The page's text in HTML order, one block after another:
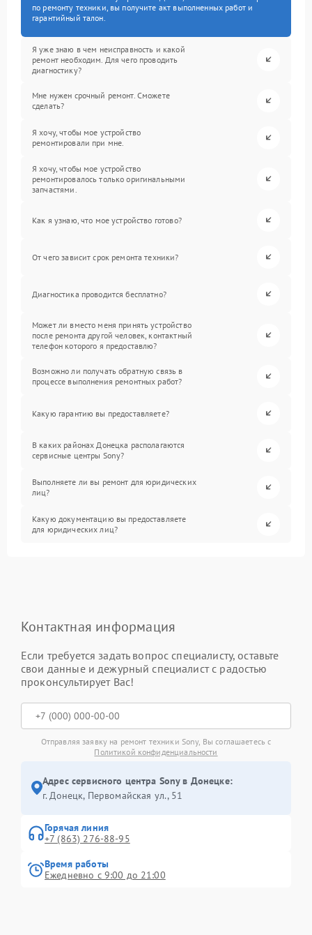
по ремонту техники, вы получите акт выполненных работ и
гарантийный талон.
Я уже знаю в чем неисправность и какой
ремонт необходим. Для чего проводить
диагностику?
Мне нужен срочный ремонт. Сможете
сделать?
Я хочу, чтобы мое устройство
ремонтировали при мне.
Я хочу, чтобы мое устройство
ремонтировалось только оригинальными
запчастями.
Как я узнаю, что мое устройство готово?
От чего зависит срок ремонта техники?
Диагностика проводится бесплатно?
Может ли вместо меня принять устройство
после ремонта другой человек, контактный
телефон которого я предоставлю?
Возможно ли получать обратную связь в
процессе выполнения ремонтных работ?
Какую гарантию вы предоставляете?
В каких районах Донецка располагаются
сервисные центры Sony?
Выполняете ли вы ремонт для юридических
лиц?
Какую документацию вы предоставляете
для юридических лиц?
Контактная информация
Если требуется задать вопрос специалисту, оставьте
свои данные и дежурный специалист с радостью
проконсультирует Вас!
Отправляя заявку на ремонт техники Sony, Вы соглашаетесь с
Политикой конфиденциальности
Адрес сервисного центра Sony в Донецке:
г. Донецк, Первомайская ул., 51
Горячая линия
+7 (863) 276-88-95
Время работы
Ежедневно с 9:00 до 21:00